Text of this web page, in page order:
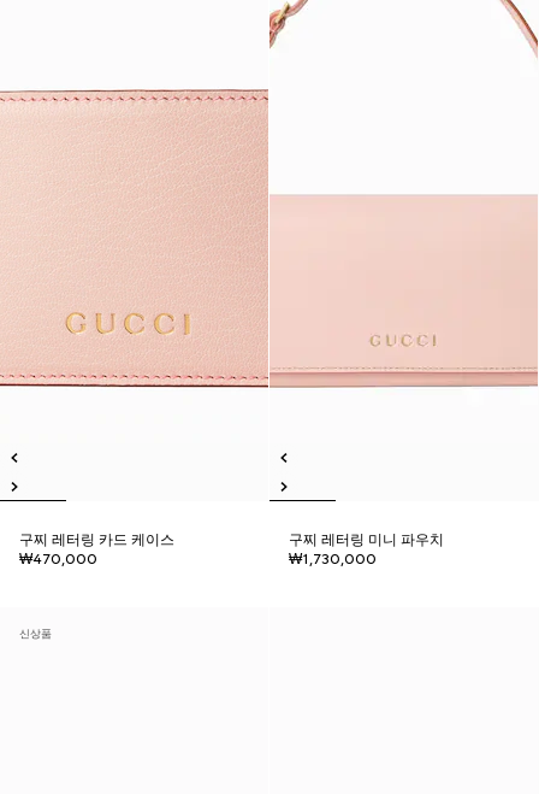
구찌 레터링 카드 케이스
₩470,000
구찌 레터링 미니 파우치
₩1,730,000
신상품